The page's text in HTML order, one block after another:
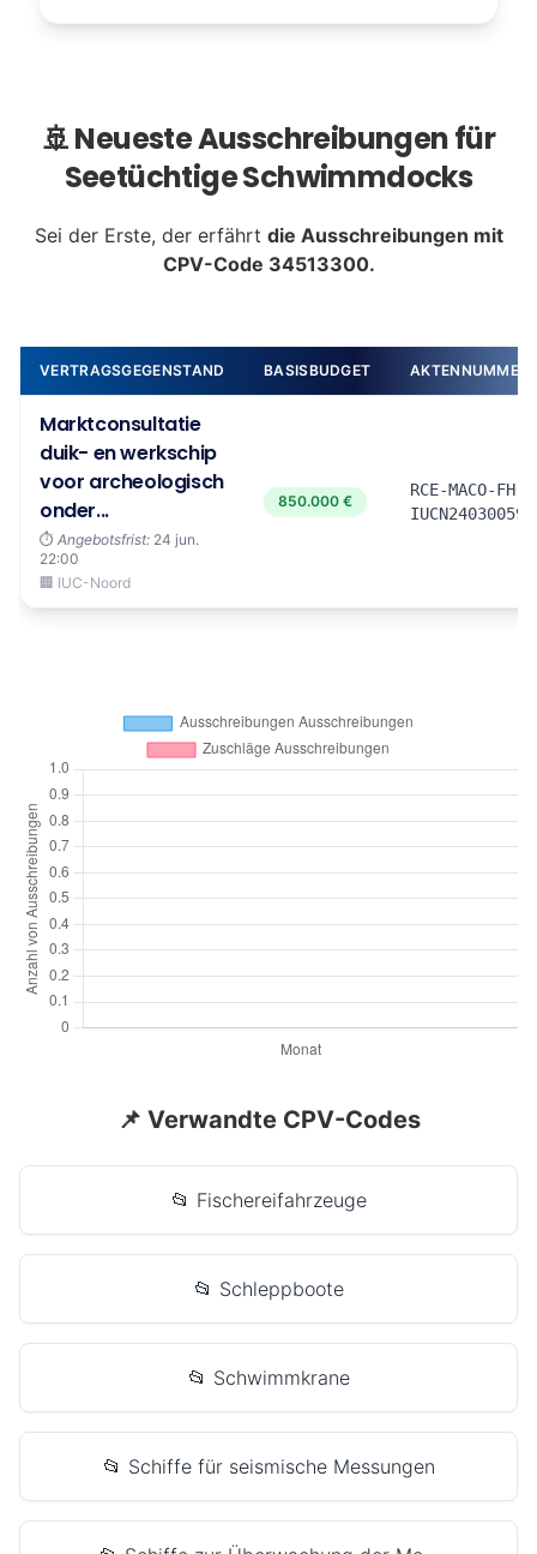
🚢 Neueste Ausschreibungen für
Seetüchtige Schwimmdocks
Sei der Erste, der erfährt die Ausschreibungen mit
CPV-Code 34513300.
VERTRAGSGEGENSTAND BASISBUDGET AKTENNUMMER
Marktconsultatie
duik- en werkschip
voor archeologisch
onder...
⏱️ Angebotsfrist: 24 jun.
22:00
🏢 IUC-Noord
850.000 €
RCE-MACO-FH-
IUCN24030059
📌 Verwandte CPV-Codes
📂 Fischereifahrzeuge
📂 Schleppboote
📂 Schwimmkrane
📂 Schiffe für seismische Messungen